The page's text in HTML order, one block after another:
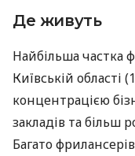
Де живуть
Найбільша частка
Київській області
концентрацією
закладів та більш
Багато